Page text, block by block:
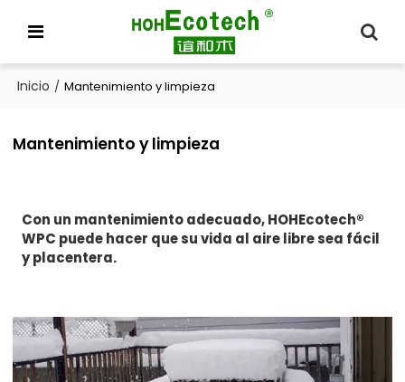
Inicio / Mantenimiento y limpieza
Mantenimiento y limpieza
Con un mantenimiento adecuado, HOHEcotech®
WPC puede hacer que su vida al aire libre sea fácil
y placentera.